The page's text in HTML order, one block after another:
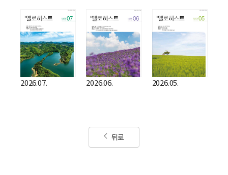
2026.07. 2026.06. 2026.05.
뒤로